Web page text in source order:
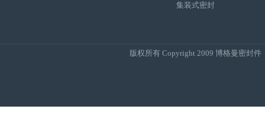
集装式密封
版权所有 Copyright 2009 博格曼密封件